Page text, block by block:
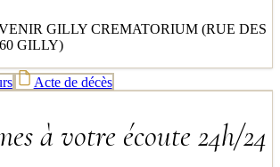
GILLY CREMATORIUM (RUE DES
GILLY)
Acte de décès
à votre écoute 24h/24